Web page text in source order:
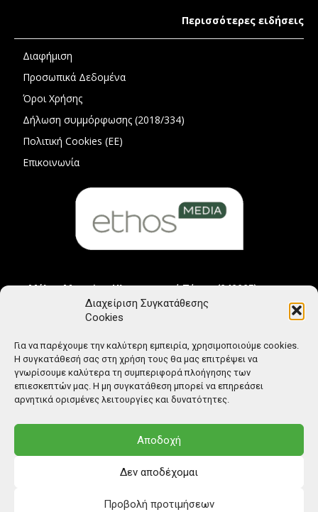
Διαχείριση Συγκατάθεσης
Cookies
Για να παρέχουμε την καλύτερη εμπειρία, χρησιμοποιούμε cookies.
Η συγκατάθεσή σας στη χρήση τους θα μας επιτρέψει να
γνωρίσουμε καλύτερα τη συμπεριφορά πλοήγησης των
επιεσκεπτών μας. Η μη συγκατάθεση μπορεί να επηρεάσει
αρνητικά ορισμένες λειτουργίες και δυνατότητες.
Αποδοχή
Δεν αποδέχομαι
Προβολή προτιμήσεων
Περισσότερες ειδήσεις
Διαφήμιση
Προσωπικά Δεδομένα
Όροι Χρήσης
Δήλωση συμμόρφωσης (2018/334)
Πολιτική Cookies (ΕΕ)
Επικοινωνία
Μέλος Μητρώου Ηλεκτρονικού Τύπου (242225)
© Copyright: Ethos Media S.A.